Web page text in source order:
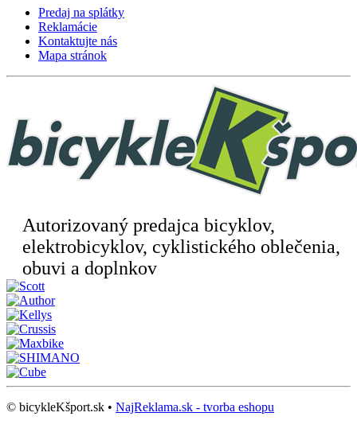
Predaj na splátky
Reklamácie
Kontaktujte nás
Mapa stránok
Autorizovaný predajca bicyklov,
elektrobicyklov, cyklistického oblečenia,
obuvi a doplnkov
© bicykleKšport.sk • NajReklama.sk - tvorba eshopu